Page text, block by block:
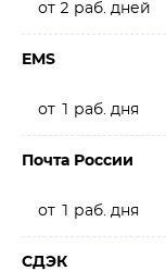
от 2 раб. дней
EMS
от 1 раб. дня
Почта России
от 1 раб. дня
СДЭК